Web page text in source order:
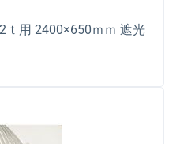
ｔ用 2400×650ｍｍ 遮光